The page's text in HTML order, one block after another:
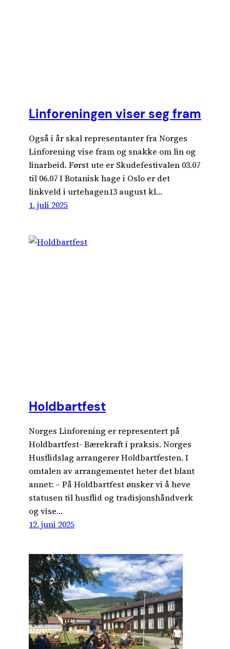
Linforeningen viser seg fram
Også i år skal representanter fra Norges
Linforening vise fram og snakke om lin og
linarbeid. Først ute er Skudefestivalen 03.07
til 06.07 I Botanisk hage i Oslo er det
linkveld i urtehagen13 august kl…
1. juli 2025
Holdbartfest
Norges Linforening er representert på
Holdbartfest- Bærekraft i praksis. Norges
Husflidslag arrangerer Holdbartfesten. I
omtalen av arrangementet heter det blant
annet: – På Holdbartfest ønsker vi å heve
statusen til husflid og tradisjonshåndverk
og vise…
12. juni 2025